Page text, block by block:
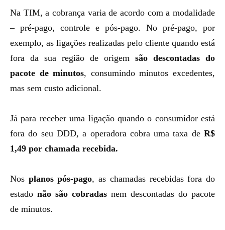
Na TIM, a cobrança varia de acordo com a modalidade
– pré-pago, controle e pós-pago. No pré-pago, por
exemplo, as ligações realizadas pelo cliente quando está
fora da sua região de origem são descontadas do
pacote de minutos, consumindo minutos excedentes,
mas sem custo adicional.
Já para receber uma ligação quando o consumidor está
fora do seu DDD, a operadora cobra uma taxa de R$
1,49 por chamada recebida.
Nos planos pós-pago, as chamadas recebidas fora do
estado não são cobradas nem descontadas do pacote
de minutos.